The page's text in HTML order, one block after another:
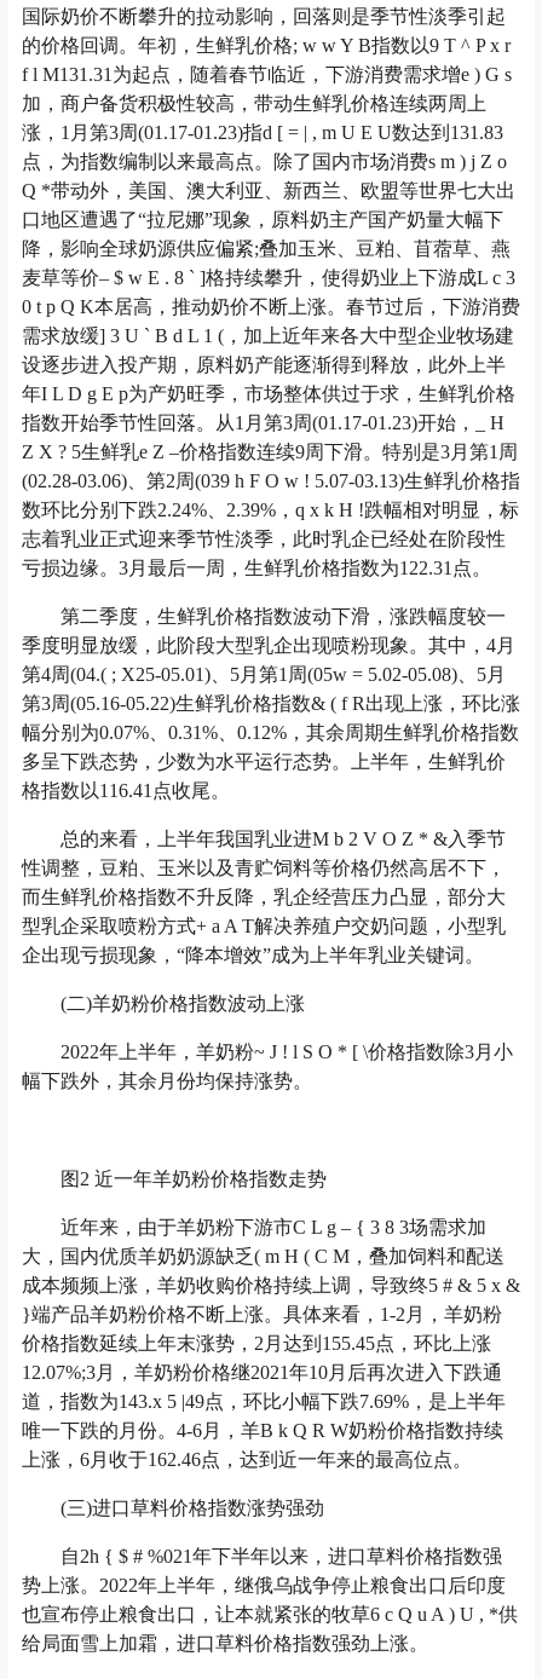
国际奶价不断攀升的拉动影响，回落则是季节性淡季引起
的价格回调。年初，生鲜乳价格; w w Y B指数以9 T ^ P x r
f l M131.31为起点，随着春节临近，下游消费需求增e ) G s
加，商户备货积极性较高，带动生鲜乳价格连续两周上
涨，1月第3周(01.17-01.23)指d [ = | , m U E U数达到131.83
点，为指数编制以来最高点。除了国内市场消费s m ) j Z o
Q *带动外，美国、澳大利亚、新西兰、欧盟等世界七大出
口地区遭遇了“拉尼娜”现象，原料奶主产国产奶量大幅下
降，影响全球奶源供应偏紧;叠加玉米、豆粕、苜蓿草、燕
麦草等价– $ w E . 8 ` ]格持续攀升，使得奶业上下游成L c 3
0 t p Q K本居高，推动奶价不断上涨。春节过后，下游消费
需求放缓] 3 U ` B d L 1 ( ，加上近年来各大中型企业牧场建
设逐步进入投产期，原料奶产能逐渐得到释放，此外上半
年I L D g E p为产奶旺季，市场整体供过于求，生鲜乳价格
指数开始季节性回落。从1月第3周(01.17-01.23)开始，
_ H
Z X ? 5生鲜乳e Z –价格指数连续9周下滑。特别是3月第1周
(02.28-03.06)、第2周(039 h F O w ! 5.07-03.13)生鲜乳价格指
数环比分别下跌2.24%、2.39%， q x k H !跌幅相对明显，标
志着乳业正式迎来季节性淡季，此时乳企已经处在阶段性
亏损边缘。3月最后一周，生鲜乳价格指数为122.31点。
第二季度，生鲜乳价格指数波动下滑，涨跌幅度较一
季度明显放缓，此阶段大型乳企出现喷粉现象。其中，4月
第4周(04.( ; X25-05.01)、5月第1周(05w = 5.02-05.08)、5月
第3周(05.16-05.22)生鲜乳价格指数& ( f R出现上涨，环比涨
幅分别为0.07%、0.31%、0.12%，其余周期生鲜乳价格指数
多呈下跌态势，少数为水平运行态势。上半年，生鲜乳价
格指数以116.41点收尾。
总的来看，上半年我国乳业进M b 2 V O Z * &入季节
性调整，豆粕、玉米以及青贮饲料等价格仍然高居不下，
而生鲜乳价格指数不升反降，乳企经营压力凸显，部分大
型乳企采取喷粉方式+ a A T解决养殖户交奶问题，小型乳
企出现亏损现象，“降本增效”成为上半年乳业关键词。
(二)羊奶粉价格指数波动上涨
2022年上半年，羊奶粉~ J ! l S O * [ \价格指数除3月小
幅下跌外，其余月份均保持涨势。
图2 近一年羊奶粉价格指数走势
近年来，由于羊奶粉下游市C L g – { 3 8 3场需求加
大，国内优质羊奶奶源缺乏( m H ( C M ，叠加饲料和配送
成本频频上涨，羊奶收购价格持续上调，导致终5 # & 5 x &
}端产品羊奶粉价格不断上涨。具体来看，1-2月，羊奶粉
价格指数延续上年末涨势，2月达到155.45点，环比上涨
12.07%;3月，羊奶粉价格继2021年10月后再次进入下跌通
道，指数为143.x 5 |49点，环比小幅下跌7.69%，是上半年
唯一下跌的月份。4-6月，羊B k Q R W奶粉价格指数持续
上涨，6月收于162.46点，达到近一年来的最高位点。
(三)进口草料价格指数涨势强劲
自2h { $ # %021年下半年以来，进口草料价格指数强
势上涨。2022年上半年，继俄乌战争停止粮食出口后印度
也宣布停止粮食出口，让本就紧张的牧草6 c Q u A ) U , *供
给局面雪上加霜，进口草料价格指数强劲上涨。